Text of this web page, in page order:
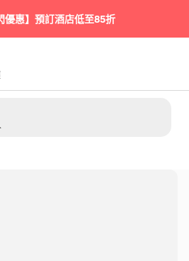
優惠】預訂酒店低至85折